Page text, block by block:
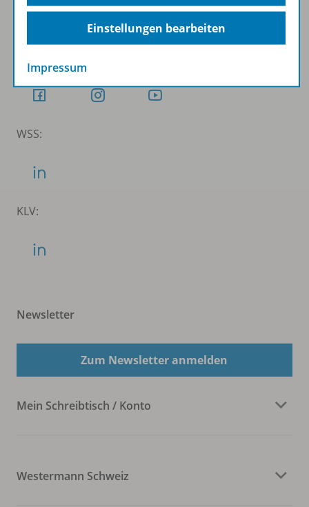
WSS:
KLV:
Newsletter
Zum Newsletter anmelden
Mein Schreibtisch / Konto
Westermann Schweiz
Einstellungen bearbeiten
Impressum